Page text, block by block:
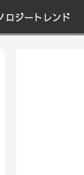
ロジートレンド